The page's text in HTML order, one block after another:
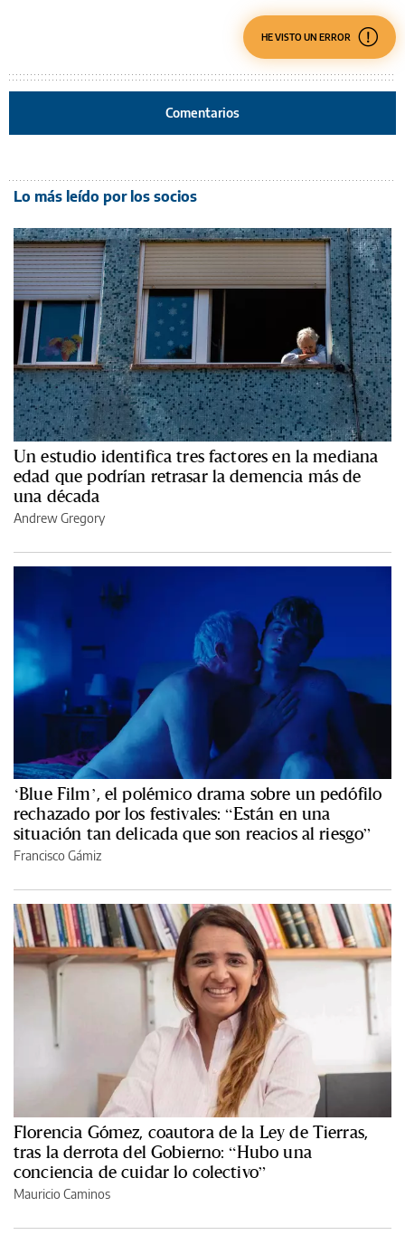
HE VISTO UN ERROR
Comentarios
Lo más leído por los socios
Un estudio identifica tres factores en la mediana
edad que podrían retrasar la demencia más de
una década
Andrew Gregory
‘Blue Film’, el polémico drama sobre un pedófilo
rechazado por los festivales: “Están en una
situación tan delicada que son reacios al riesgo”
Francisco Gámiz
Florencia Gómez, coautora de la Ley de Tierras,
tras la derrota del Gobierno: “Hubo una
conciencia de cuidar lo colectivo”
Mauricio Caminos